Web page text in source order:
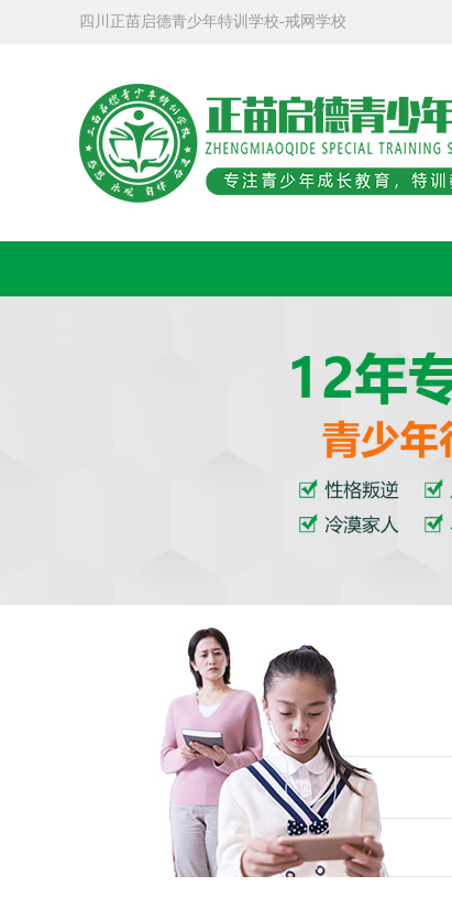
四川正苗启德青少年特训学校-戒网学校